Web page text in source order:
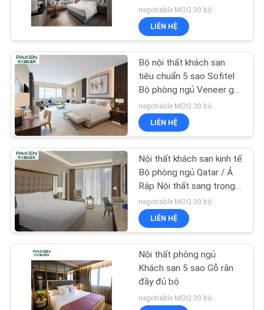
THAM
QUAN
NHÀ
MÁY
KIỂM
SOÁT
CHẤT
LƯỢNG
LIÊN
HỆ
CHÚNG
negotiable MOQ:30 bộ
LIÊN HỆ
Bộ nội thất khách sạn
tiêu chuẩn 5 sao Sofitel
Bộ phòng ngủ Veneer gỗ
mun + nội thất nhẹ Huế
negotiable MOQ:30 bộ
LIÊN HỆ
Nội thất khách sạn kinh tế
Bộ phòng ngủ Qatar / Ả
Rập Nội thất sang trọng
nhẹ Walnut + Golden SS
negotiable MOQ:30 bộ
LIÊN HỆ
Nội thất phòng ngủ
Khách sạn 5 sao Gỗ rắn
đầy đủ bộ
negotiable MOQ:30 bộ